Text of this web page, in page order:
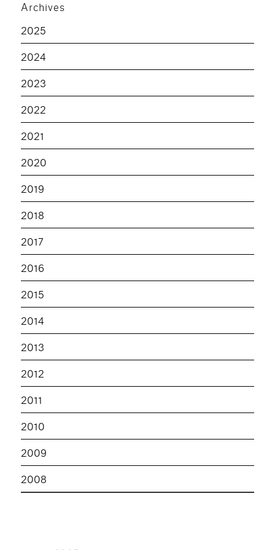
Archives
2025
2024
2023
2022
2021
2020
2019
2018
2017
2016
2015
2014
2013
2012
2011
2010
2009
2008